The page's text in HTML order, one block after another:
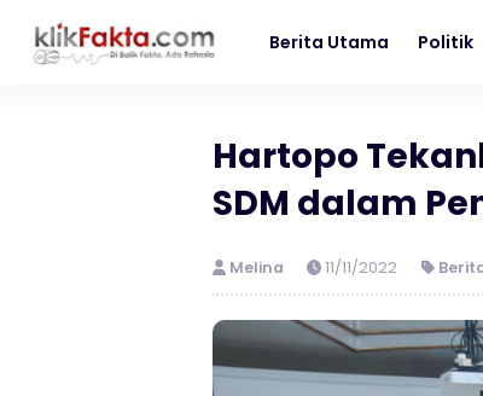
Berita Utama Politik
Hartopo
SDM dalam
Melina 11/11/2022